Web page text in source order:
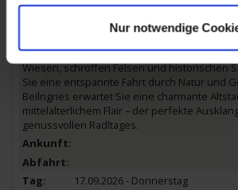
Nur notwendige
Diese Etappe führt Sie durch eine der
Bayerns – das Altmühltal. Von Hilpoltstein
ausgeschilderten Altmühltal-Radweg und
geschwungenen Main-Donau-Kanal. Vorbei
Wiesen, schroffen Felsen und historischen
Sie eine entspannte Fahrt durch Natur und
Beilngries erwartet Sie eine charmante
mittelalterlichem Flair – der perfekte
genussvollen Radltages.
17.09.2026 - Donnerstag